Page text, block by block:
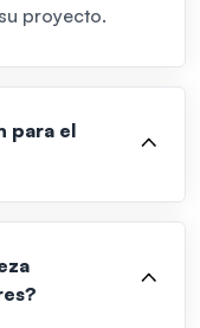
proyecto.
para el